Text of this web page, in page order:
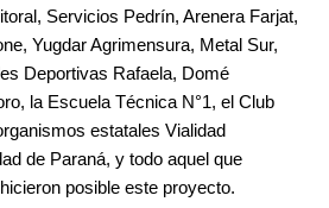
Servicios Pedrín, Arenera Farjat,
Yugdar Agrimensura, Metal Sur,
Deportivas Rafaela, Domé
la Escuela Técnica N°1, el Club
estatales Vialidad
de Paraná, y todo aquel que
posible este proyecto.